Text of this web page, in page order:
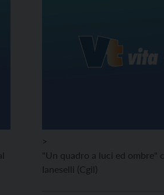
>
"Un quadro a luci ed ombre"
Ianeselli (Cgil)